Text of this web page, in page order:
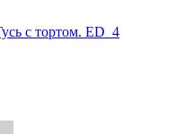
с тортом. ED_4